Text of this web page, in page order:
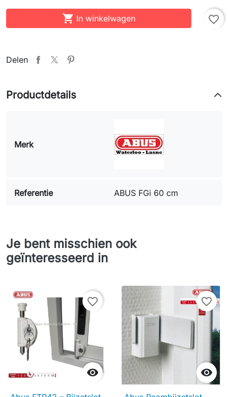
 In winkelwagen favorite_border
Delen
Productdetails
Merk
Referentie ABUS FGi 60 cm
Je bent misschien ook
geïnteresseerd in

favorite_border

favorite_border